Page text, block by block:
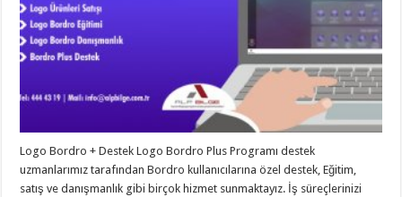
Logo Bordro + Destek Logo Bordro Plus Programı destek
uzmanlarımız tarafından Bordro kullanıcılarına özel destek, Eğitim,
satış ve danışmanlık gibi birçok hizmet sunmaktayız. İş süreçlerinizi